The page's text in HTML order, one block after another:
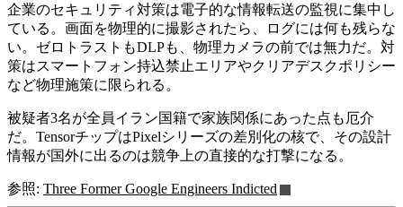
企業のセキュリティ対策は電子的な情報転送の監視に集中し
ている。画面を物理的に撮影されたら、ログには何も残らな
い。ゼロトラストもDLPも、物理カメラの前では無力だ。対
策はスマートフォン持込禁止エリアやクリアデスクポリシー
など物理施策に限られる。
被疑者3名が全員イラン国籍で家族関係にあった点も厄介
だ。TensorチップはPixelシリーズの差別化の核で、その設計
情報が国外に出るのは競争上の直接的な打撃になる。
参照: Three Former Google Engineers Indicted